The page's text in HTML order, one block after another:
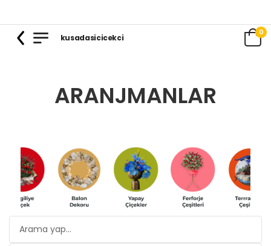
kusadasicicekci
0
ARANJMANLAR